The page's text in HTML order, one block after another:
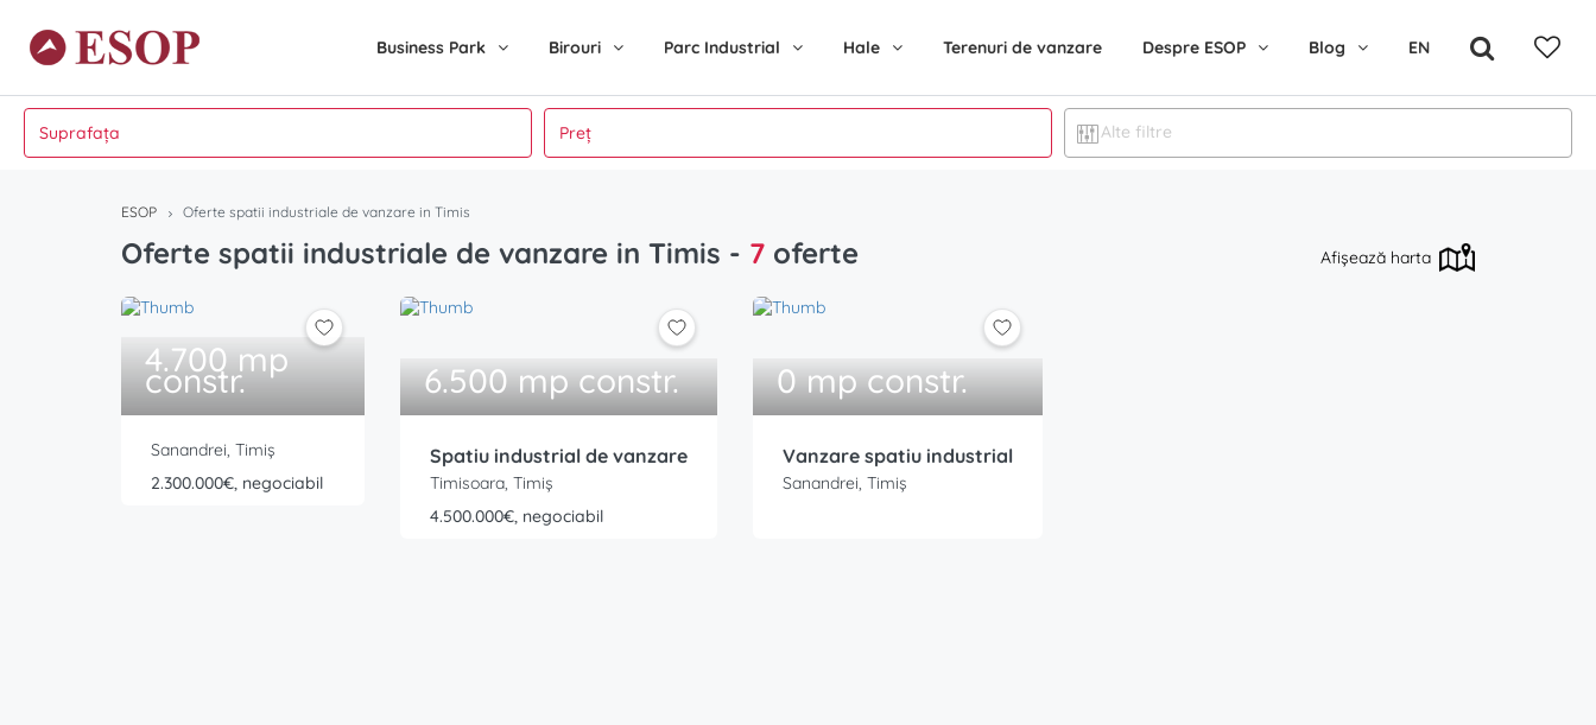
Business Park Birouri Parc Industrial Hale Terenuri de vanzare Despre ESOP Blog EN
Alte filtre
ESOP Oferte spatii industriale de vanzare in Timis
Oferte spatii industriale de vanzare in Timis - 7 oferte Afișează harta
4.700 mp
constr.
Sanandrei, Timiș
2.300.000€, negociabil
6.500 mp constr.
Spatiu industrial de vanzare
Timisoara, Timiș
4.500.000€, negociabil
0 mp constr.
Vanzare spatiu industrial
Sanandrei, Timiș